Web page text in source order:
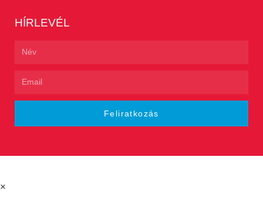
HÍRLEVÉL
Feliratkozás
×